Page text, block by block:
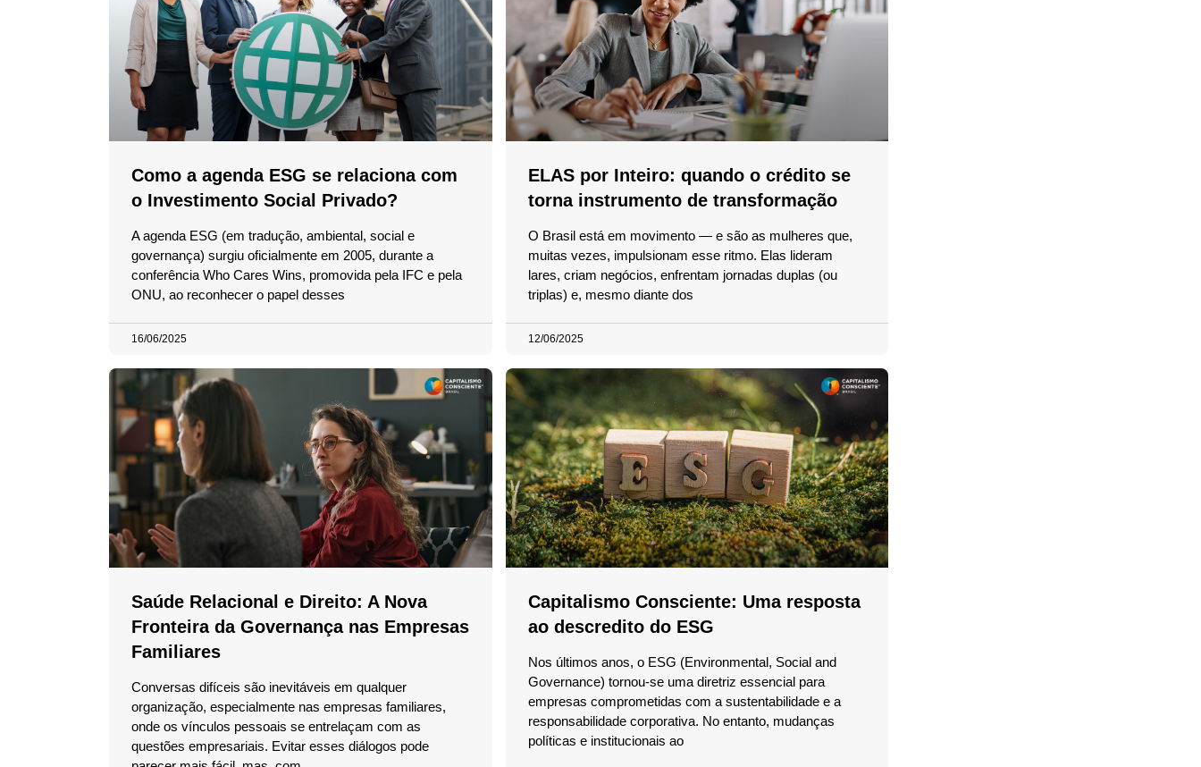
Como a agenda ESG se relaciona com
o Investimento Social Privado?
A agenda ESG (em tradução, ambiental, social e
governança) surgiu oficialmente em 2005, durante a
conferência Who Cares Wins, promovida pela IFC e pela
ONU, ao reconhecer o papel desses
16/06/2025
ELAS por Inteiro: quando o crédito se
torna instrumento de transformação
O Brasil está em movimento — e são as mulheres que,
muitas vezes, impulsionam esse ritmo. Elas lideram
lares, criam negócios, enfrentam jornadas duplas (ou
triplas) e, mesmo diante dos
12/06/2025
Saúde Relacional e Direito: A Nova
Fronteira da Governança nas Empresas
Familiares
Conversas difíceis são inevitáveis em qualquer
organização, especialmente nas empresas familiares,
onde os vínculos pessoais se entrelaçam com as
questões empresariais. Evitar esses diálogos pode
Capitalismo Consciente: Uma resposta
ao descredito do ESG
Nos últimos anos, o ESG (Environmental, Social and
Governance) tornou-se uma diretriz essencial para
empresas comprometidas com a sustentabilidade e a
responsabilidade corporativa. No entanto, mudanças
políticas e institucionais ao